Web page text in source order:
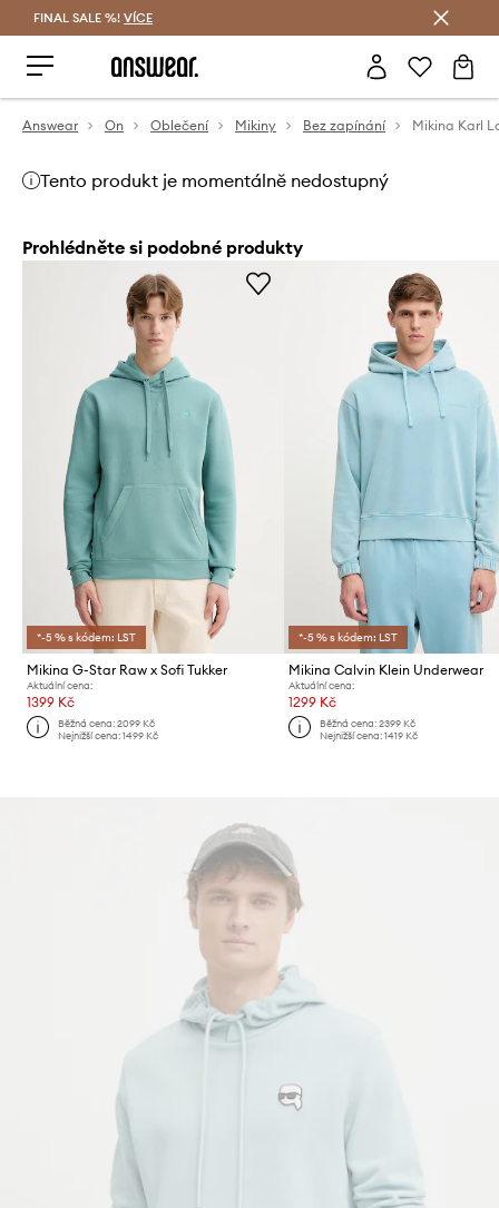
FINAL SALE %! VÍCE
Answear On Oblečení Mikiny Bez zapínání Mikina Karl
Tento produkt je momentálně nedostupný
Prohlédněte si podobné produkty
*-5 % s kódem: LST
Mikina G-Star Raw x Sofi Tukker
Aktuální cena:
1399 Kč
Běžná cena:2099 Kč
Nejnižší cena:1499 Kč
*-5 % s kódem: LST
Mikina Calvin Klein Underwear
Aktuální cena:
1299 Kč
Běžná cena: 2399 Kč
Nejnižší cena: 1419 Kč